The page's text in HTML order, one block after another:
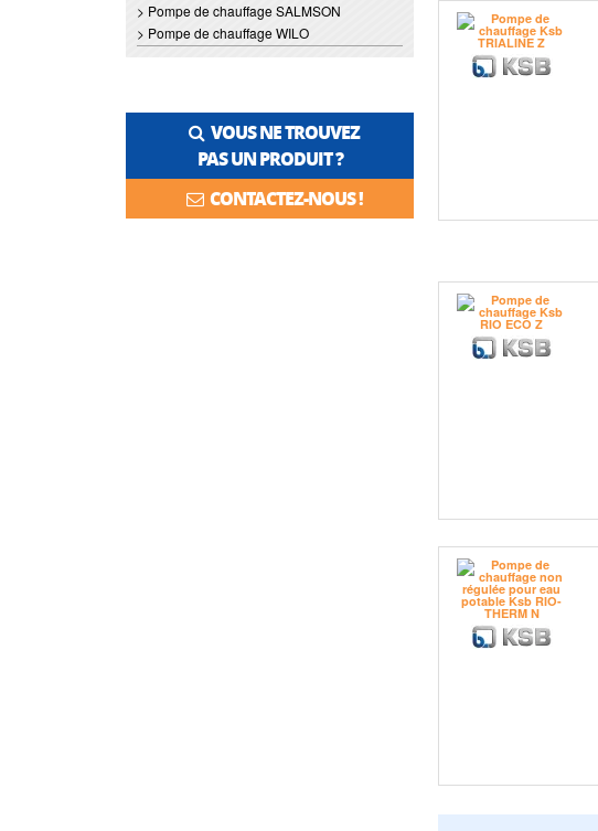
> Pompe de chauffage SALMSON
> Pompe de chauffage WILO
VOUS NE TROUVEZ
PAS UN PRODUIT ?
CONTACTEZ-NOUS !